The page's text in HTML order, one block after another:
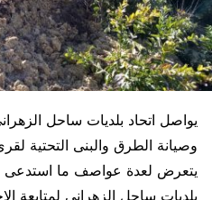
يواصل اتحاد بلديات ساحل
وصيانة الطرق والبنى التحتية
يتعرض لعدة عواصف ما استدعى
بلديات ساحل الزهراني لمتابعة